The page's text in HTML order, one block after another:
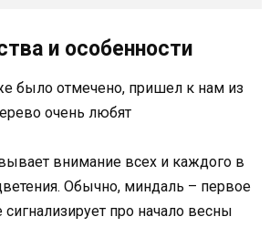
и особенности
было отмечено, пришел к нам из
очень любят
внимание всех и каждого в
Обычно, миндаль – первое
про начало весны